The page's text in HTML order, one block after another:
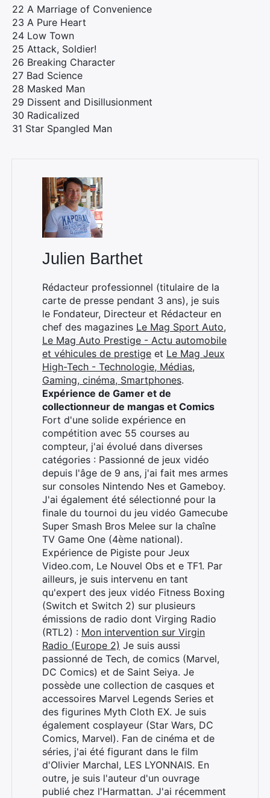
22 A Marriage of Convenience
23 A Pure Heart
24 Low Town
25 Attack, Soldier!
26 Breaking Character
27 Bad Science
28 Masked Man
29 Dissent and Disillusionment
30 Radicalized
31 Star Spangled Man
Julien Barthet
Rédacteur professionnel (titulaire de la
carte de presse pendant 3 ans), je suis
le Fondateur, Directeur et Rédacteur en
chef des magazines Le Mag Sport Auto,
Le Mag Auto Prestige - Actu automobile
et véhicules de prestige et Le Mag Jeux
High-Tech - Technologie, Médias,
Gaming, cinéma, Smartphones.
Expérience de Gamer et de
collectionneur de mangas et Comics
Fort d'une solide expérience en
compétition avec 55 courses au
compteur, j'ai évolué dans diverses
catégories : Passionné de jeux vidéo
depuis l'âge de 9 ans, j'ai fait mes armes
sur consoles Nintendo Nes et Gameboy.
J'ai également été sélectionné pour la
finale du tournoi du jeu vidéo Gamecube
Super Smash Bros Melee sur la chaîne
TV Game One (4ème national).
Expérience de Pigiste pour Jeux
Video.com, Le Nouvel Obs et e TF1. Par
ailleurs, je suis intervenu en tant
qu'expert des jeux vidéo Fitness Boxing
(Switch et Switch 2) sur plusieurs
émissions de radio dont Virging Radio
(RTL2) : Mon intervention sur Virgin
Radio (Europe 2) Je suis aussi
passionné de Tech, de comics (Marvel,
DC Comics) et de Saint Seiya. Je
possède une collection de casques et
accessoires Marvel Legends Series et
des figurines Myth Cloth EX. Je suis
également cosplayeur (Star Wars, DC
Comics, Marvel). Fan de cinéma et de
séries, j'ai été figurant dans le film
d'Olivier Marchal, LES LYONNAIS. En
outre, je suis l'auteur d'un ouvrage
publié chez l'Harmattan. J'ai récemment
Rechercher